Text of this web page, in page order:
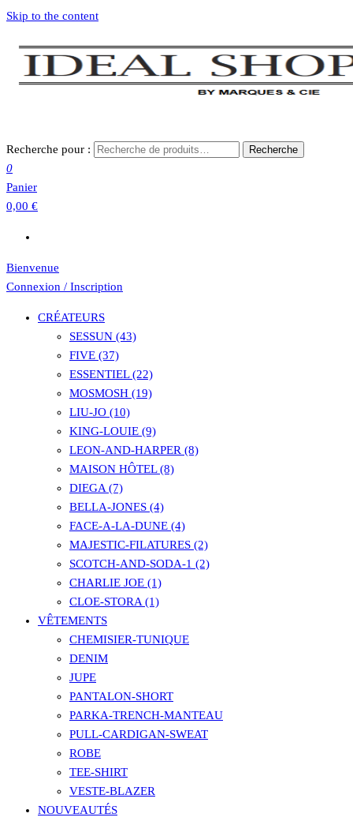
Skip to the content
Recherche pour : Recherche
0
Panier
0,00 €
Bienvenue
Connexion / Inscription
CRÉATEURS
SESSUN (43)
FIVE (37)
ESSENTIEL (22)
MOSMOSH (19)
LIU-JO (10)
KING-LOUIE (9)
LEON-AND-HARPER (8)
MAISON HÔTEL (8)
DIEGA (7)
BELLA-JONES (4)
FACE-A-LA-DUNE (4)
MAJESTIC-FILATURES (2)
SCOTCH-AND-SODA-1 (2)
CHARLIE JOE (1)
CLOE-STORA (1)
VÊTEMENTS
CHEMISIER-TUNIQUE
DENIM
JUPE
PANTALON-SHORT
PARKA-TRENCH-MANTEAU
PULL-CARDIGAN-SWEAT
ROBE
TEE-SHIRT
VESTE-BLAZER
NOUVEAUTÉS